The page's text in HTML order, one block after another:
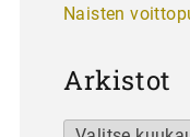
Naisten
Arkistot
Arkistot